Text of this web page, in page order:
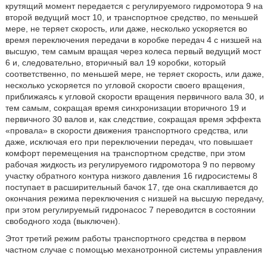
крутящий момент передается с регулируемого гидромотора 9 на
второй ведущий мост 10, и транспортное средство, по меньшей
мере, не теряет скорость, или даже, несколько ускоряется во
время переключения передачи в коробке передач 4 с низшей на
высшую, тем самым вращая через колеса первый ведущий мост
6 и, следовательно, вторичный вал 19 коробки, который
соответственно, по меньшей мере, не теряет скорость, или даже,
несколько ускоряется по угловой скорости своего вращения,
приближаясь к угловой скорости вращения первичного вала 30, и
тем самым, сокращая время синхронизации вторичного 19 и
первичного 30 валов и, как следствие, сокращая время эффекта
«провала» в скорости движения транспортного средства, или
даже, исключая его при переключении передач, что повышает
комфорт перемещения на транспортном средстве, при этом
рабочая жидкость из регулируемого гидромотора 9 по первому
участку обратного контура низкого давления 16 гидросистемы 8
поступает в расширительный бачок 17, где она скапливается до
окончания режима переключения с низшей на высшую передачу,
при этом регулируемый гидронасос 7 переводится в состоянии
свободного хода (выключен).
Этот третий режим работы транспортного средства в первом
частном случае с помощью механотронной системы управления